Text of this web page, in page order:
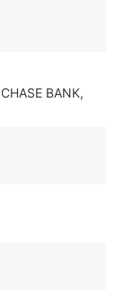
BANK,